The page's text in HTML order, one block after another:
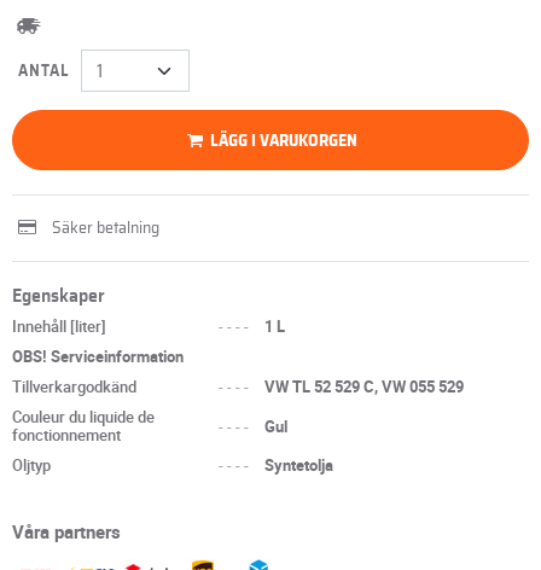
ANTAL
LÄGG I VARUKORGEN
Säker betalning
Egenskaper
Innehåll [liter] ----
1 L
OBS! Serviceinformation
Tillverkargodkänd
----
VW TL 52 529 C, VW 055 529
Couleur du liquide de
fonctionnement
----
Gul
Oljtyp
---- Syntetolja
Våra partners